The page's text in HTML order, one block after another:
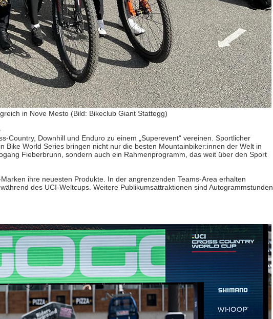
in Nove Mesto (Bild: Bikeclub Giant Stattegg)
Country, Downhill und Enduro zu einem „Superevent“ vereinen. Sportlicher
Bike World Series bringen nicht nur die besten Mountainbiker:innen der Welt in
Fieberbrunn, sondern auch ein Rahmenprogramm, das weit über den Sport
ihre neuesten Produkte. In der angrenzenden Teams-Area erhalten
des UCI-Weltcups. Weitere Publikumsattraktionen sind Autogrammstunden